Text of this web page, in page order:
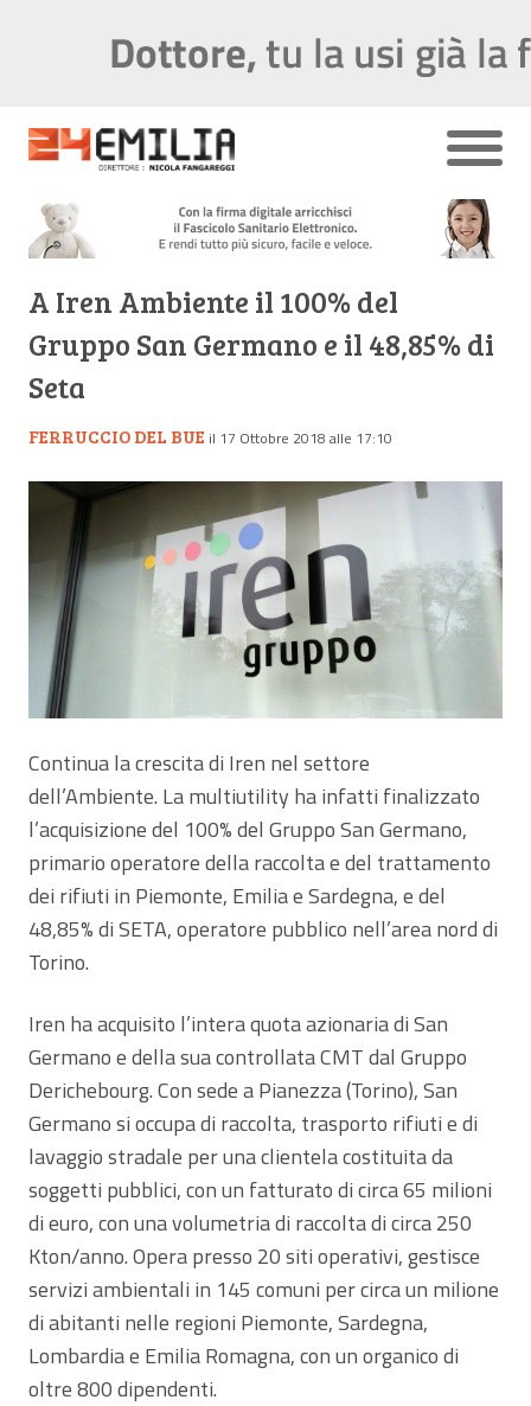
A Iren Ambiente il 100% del
Gruppo San Germano e il 48,85% di
Seta
FERRUCCIO DEL BUE il 17 Ottobre 2018 alle 17:10
Continua la crescita di Iren nel settore
dell’Ambiente. La multiutility ha infatti finalizzato
l’acquisizione del 100% del Gruppo San Germano,
primario operatore della raccolta e del trattamento
dei rifiuti in Piemonte, Emilia e Sardegna, e del
48,85% di SETA, operatore pubblico nell’area nord di
Torino.
Iren ha acquisito l’intera quota azionaria di San
Germano e della sua controllata CMT dal Gruppo
Derichebourg. Con sede a Pianezza (Torino), San
Germano si occupa di raccolta, trasporto rifiuti e di
lavaggio stradale per una clientela costituita da
soggetti pubblici, con un fatturato di circa 65 milioni
di euro, con una volumetria di raccolta di circa 250
Kton/anno. Opera presso 20 siti operativi, gestisce
servizi ambientali in 145 comuni per circa un milione
di abitanti nelle regioni Piemonte, Sardegna,
Lombardia e Emilia Romagna, con un organico di
oltre 800 dipendenti.